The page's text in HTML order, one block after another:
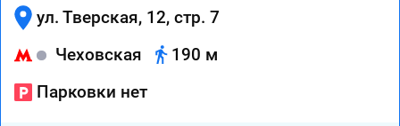
ул. Тверская, 12, стр. 7
Чеховская
190 м
Парковки нет